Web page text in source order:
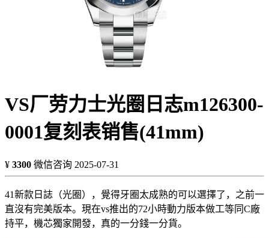
VS厂劳力士光圈日志m126300-
0001复刻表销售(41mm)
¥ 3300 微信咨询 2025-07-31
41新款日誌（光圈），覺得牙圈太成熟的可以選擇了，之前一
直沒有完美版本。現在vs推出的72小時動力版本做工等同C廠
持平，機芯獨家開發，真的一分錢一分貨。